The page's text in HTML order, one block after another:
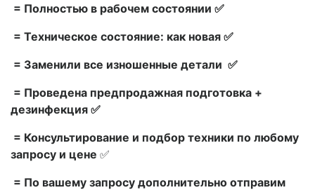
= Полностью в рабочем состоянии ✅
= Техническое состояние: как новая ✅
= Заменили все изношенные детали ✅
= Проведена предпродажная подготовка +
дезинфекция ✅
= Консультирование и подбор техники по любому
запросу и цене ✅
= По вашему запросу дополнительно отправим